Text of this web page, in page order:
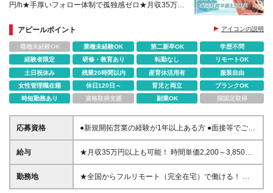
円/h★手厚いフォロー体制で孤独感ゼロ★月収35万円
アピールポイント
アイコンの説明
職種未経験OK 業種未経験OK 第二新卒OK
学歴不問
経験者限定
研修・教育あり 転勤なし
リモートOK
土日祝休み
残業20時間以内 産育休活用有
服装自由
女性管理職在籍
休日120日～ 育児と両立
ブランクOK
時短勤務あり
資格取得支援 副業OK 国認定取得
応募資格
●新規開拓営業の経験が1年以上ある方 ●面接等でご自
身の実績をお話しいただける方 ※学歴不問 ＼こんな
方にピッタリです／ ★家庭や事情があっても仕事を
★プロ意識を持ち、成長意欲の高い方 ★孤独感のな
いチームで働きたい方
給与
★月収35万円以上も可能！ 時間単価2,200～3,850円
※税込み ※研修期間中（最大3ヵ月）の時間単価は
1,760円となります ▼給与例 ・月40時間稼働（時間
勤務地
★全国からフルリモート（完全在宅）で働ける！ ★
地方・海外在住の方も大歓迎！ ┗北海道から九州ま